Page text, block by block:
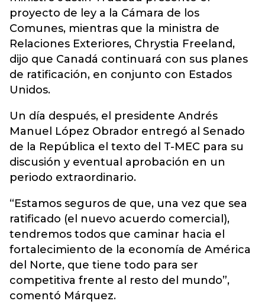
proyecto de ley a la Cámara de los
Comunes, mientras que la ministra de
Relaciones Exteriores, Chrystia Freeland,
dijo que Canadá continuará con sus planes
de ratificación, en conjunto con Estados
Unidos.
Un día después, el presidente Andrés
Manuel López Obrador entregó al Senado
de la República el texto del T-MEC para su
discusión y eventual aprobación en un
periodo extraordinario.
“Estamos seguros de que, una vez que sea
ratificado (el nuevo acuerdo comercial),
tendremos todos que caminar hacia el
fortalecimiento de la economía de América
del Norte, que tiene todo para ser
competitiva frente al resto del mundo”,
comentó Márquez.